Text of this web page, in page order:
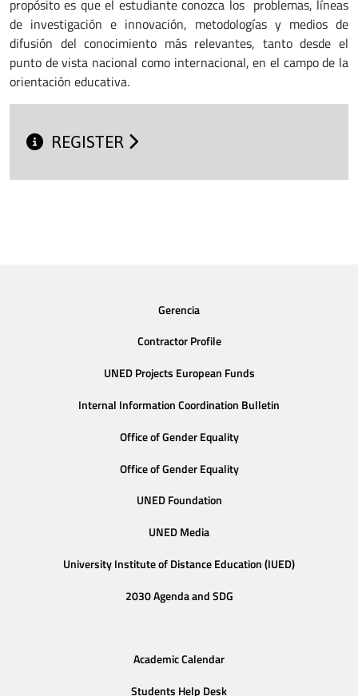
propósito es que el estudiante conozca los problemas, líneas
de investigación e innovación, metodologías y medios de
difusión del conocimiento más relevantes, tanto desde el
punto de vista nacional como internacional, en el campo de la
orientación educativa.
REGISTER
Gerencia
Contractor Profile
UNED Projects European Funds
Internal Information Coordination Bulletin
Office of Gender Equality
Office of Gender Equality
UNED Foundation
UNED Media
University Institute of Distance Education (IUED)
2030 Agenda and SDG
Academic Calendar
Students Help Desk